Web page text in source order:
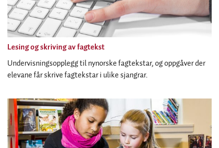
Lesing og skriving av fagtekst
Undervisningsopplegg til nynorske fagtekstar, og oppgåver der
elevane får skrive fagtekstar i ulike sjangrar.